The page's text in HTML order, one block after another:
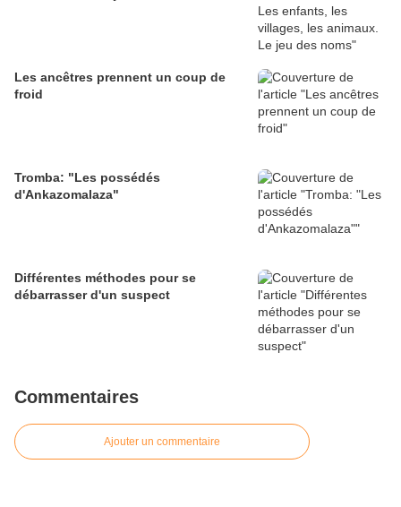
Les ancêtres prennent un coup de
froid
Tromba: "Les possédés
d'Ankazomalaza"
Différentes méthodes pour se
débarrasser d'un suspect
Commentaires
Ajouter un commentaire